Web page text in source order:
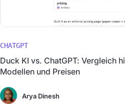
CHATGPT
Duck KI vs. ChatGPT: Vergleich
Modellen und Preisen
Arya Dinesh